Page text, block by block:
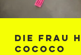
Die Frau
COCOCO